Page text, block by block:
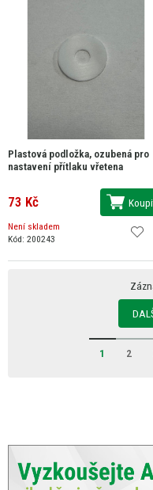
Plastová podložka, ozubená pro
nastavení přítlaku vřetena
73 Kč
Není skladem
Kód: 200243
1 2